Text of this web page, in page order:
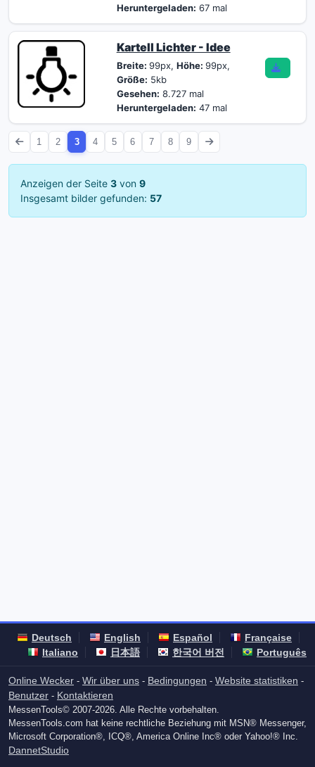
Heruntergeladen: 67 mal
Kartell Lichter - Idee
Breite: 99px, Höhe: 99px,
Größe: 5kb
Gesehen: 8.727 mal
Heruntergeladen: 47 mal
1 2 3 4 5 6 7 8 9
Anzeigen der Seite 3 von 9
Insgesamt bilder gefunden: 57
Deutsch English Español
Française
Italiano
日本語 한국어 버전 Português
Online Wecker - Wir über uns - Bedingungen - Website statistiken -
Benutzer - Kontaktieren
MessenTools© 2007-2026. Alle Rechte vorbehalten.
MessenTools.com hat keine rechtliche Beziehung mit MSN® Messenger,
Microsoft Corporation®, ICQ®, America Online Inc® oder Yahoo!® Inc.
DannetStudio